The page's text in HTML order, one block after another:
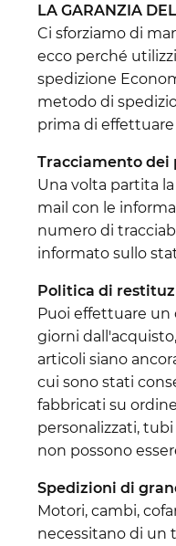
LA GARANZIA
Ci sforziamo di
ecco perché
spedizione
metodo di
prima di
Tracciamento dei
Una volta partita
mail con le
numero di
informato sullo
Politica di
Puoi effettuare un
giorni
articoli siano
cui sono stati
fabbricati su
personalizzati,
non possono
Spedizioni di
Motori, cambi,
necessitano di un